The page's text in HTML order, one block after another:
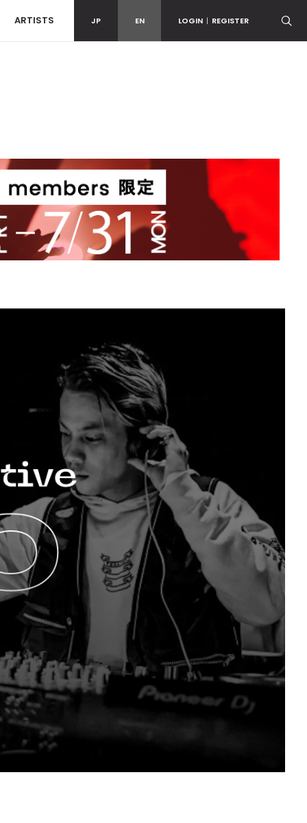
ARTISTS JP EN LOGIN | REGISTER